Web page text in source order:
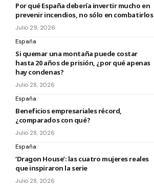
Por qué España debería invertir mucho en
prevenir incendios, no sólo en combatirlos
Julio 29, 2026
España
Si quemar una montaña puede costar
hasta 20 años de prisión, ¿por qué apenas
hay condenas?
Julio 28, 2026
España
Beneficios empresariales récord,
¿comparados con qué?
Julio 28, 2026
España
‘Dragon House’: las cuatro mujeres reales
que inspiraron la serie
Julio 28, 2026